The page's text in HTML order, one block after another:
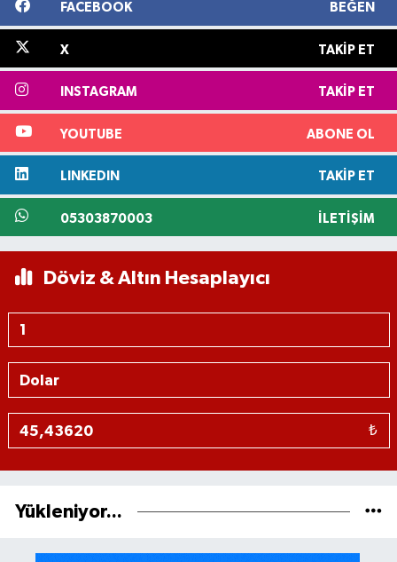
FACEBOOK BEĞEN
X TAKIP ET
INSTAGRAM TAKIP ET
YOUTUBE ABONE OL
LINKEDIN TAKIP ET
05303870003 İLETIŞIM
Döviz & Altın Hesaplayıcı
₺
Yükleniyor...